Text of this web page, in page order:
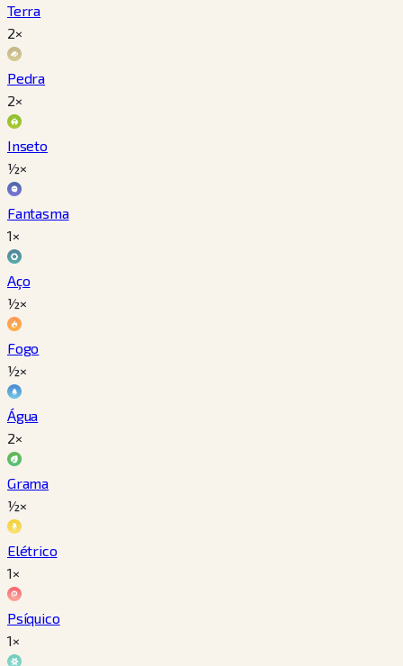
Terra
2×
Pedra
2×
Inseto
½×
Fantasma
1×
Aço
½×
Fogo
½×
Água
2×
Grama
½×
Elétrico
1×
Psíquico
1×